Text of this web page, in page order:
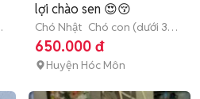
lợi chào sen 😍😚
Chó Nhật Chó con (dưới 3
tháng tuổi)
650.000 đ
Huyện Hóc Môn